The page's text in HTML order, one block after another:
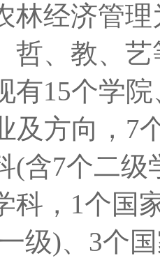
林经济管
哲、教、
有15个学
及方向，7
(含7个二
科，1个国
级)、3个